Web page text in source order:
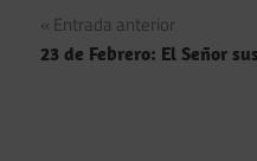
Navegación
de
Entrada anterior
23 de Febrero: El Señor